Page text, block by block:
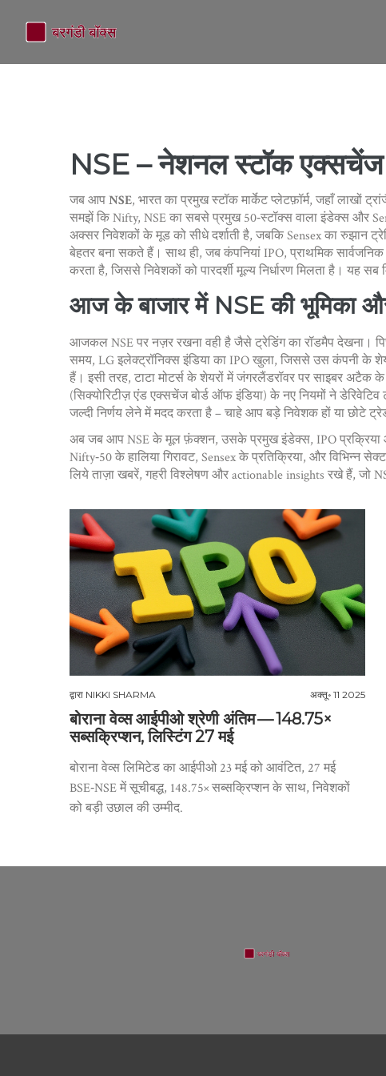
NSE – नेशनल स्टॉक
जब आपNSE, भारत का प्रमुख स्टॉक मार्केट प्लेटफ़ॉर्म, जहाँ लाखों
समझें किNifty, NSE का सबसे प्रमुख 50‑स्टॉक्स वाला इंडेक्सऔर
अक्सर निवेशकों के मूड को सीधे दर्शाती है, जबकि Sensex का रुझान
बेहतर बना सकते हैं। साथ ही, जब कंपनियां IPO, प्राथमिक
करता है, जिससे निवेशकों को पारदर्शी मूल्य निर्धारण मिलता है। यह
आज के बाजार में NSE की भूमिका
आजकल NSE पर नज़र रखना वही है जैसे ट्रेडिंग का रॉडमैप देखना।
समय, LG इलेक्ट्रॉनिक्स इंडिया का IPO खुला, जिससे उस कंपनी के
हैं। इसी तरह, टाटा मोटर्स के शेयरों में जंगरलैंडरॉवर पर साइबर अटैक
(सिक्योरिटीज़ एंड एक्सचेंज बोर्ड ऑफ इंडिया) के नए नियमों ने
जल्दी निर्णय लेने में मदद करता है – चाहे आप बड़े निवेशक हों या छोटे
अब जब आप NSE के मूल फ़ंक्शन, उसके प्रमुख इंडेक्स, IPO प्रक्रिया
Nifty‑50 के हालिया गिरावट, Sensex के प्रतिक्रिया, और विभिन्न
लिये ताज़ा खबरें, गहरी विश्लेषण और actionable insights रखे हैं, जो
द्वारा NIKKI SHARMA अक्तू॰ 11 2025
बोराना वेव्स आईपीओ श्रेणी अंतिम — 148.75×
सब्सक्रिप्शन, लिस्टिंग 27 मई
बोराना वेव्स लिमिटेड का आईपीओ 23 मई को आवंटित, 27 मई
BSE‑NSE में सूचीबद्ध, 148.75× सब्सक्रिप्शन के साथ, निवेशकों
को बड़ी उछाल की उम्मीद.